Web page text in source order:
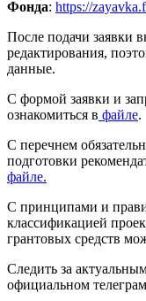
Фонда: https://
После подачи заявки
редактирования,
данные.
С формой заявки и
ознакомиться в файле.
С перечнем
подготовки
файле.
С принципами и
классификацией
грантовых средств
Следить за
официальном